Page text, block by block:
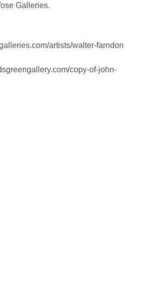
Galleries.
artists/walter-farndon
copy-of-john-